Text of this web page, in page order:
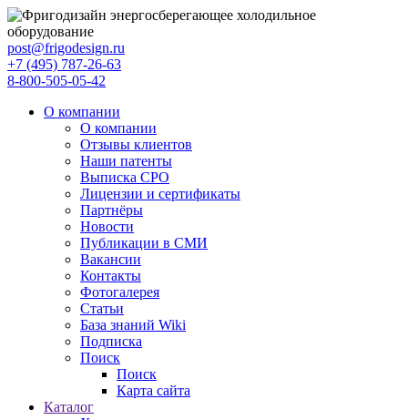
post@frigodesign.ru
+7 (495) 787-26-63
8-800-505-05-42
О компании
О компании
Отзывы клиентов
Наши патенты
Выписка СРО
Лицензии и сертификаты
Партнёры
Новости
Публикации в СМИ
Вакансии
Контакты
Фотогалерея
Статьи
База знаний Wiki
Подписка
Поиск
Поиск
Карта сайта
Каталог